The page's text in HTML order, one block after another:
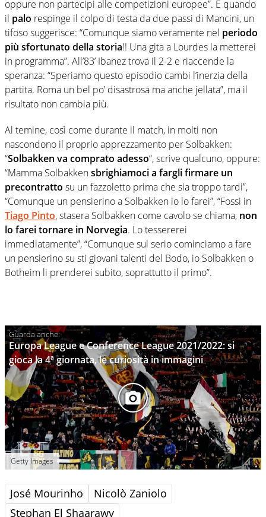
oppure non partecipi alle competizioni europee”. E quando
il palo respinge il colpo di testa da due passi di Mancini, un
tifoso suggerisce: “Comunque siamo veramente nel periodo
più sfortunato della storia!! Una gita a Lourdes la metterei
in programma”. All’83’ Ibanez trova il 2-2 e riaccende la
speranza: “Speriamo questo episodio cambi l’inerzia della
partita. Roma un bel po’ disastrosa ma anche jellata”, ma il
risultato non cambia più.
Al temine, così come durante il match, in molti non
nascondono il proprio apprezzamento per Solbakken:
“Solbakken va comprato adesso“, scrive qualcuno, oppure:
“Mamma Solbakkensbrighiamoci a fargli firmare un
precontratto su un fazzoletto prima che sia troppo tardi”,
“Comunque un pensierino a Solbakken io lo farei”,“Fossi in
Tiago Pinto, stasera Solbakken come cavolo se chiama, non
lo farei tornare in Norvegia. Lo tessererei
immediatamente”,“Comunque sul serio cominciamo a fare
un pensierino su sti giovani talenti del Bodo, io Solbakken o
Botheim li prenderei subito, soprattutto il primo”.
Europa League e Conference League 2021/2022: si
gioca la 4ª giornata, le curiosità in immagini
Getty Images
José Mourinho
Nicolò Zaniolo
Stephan El Shaarawy